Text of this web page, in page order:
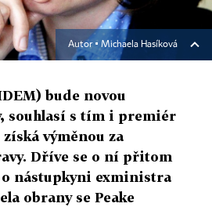
Autor ▪ Michaela Hasíková
bude novou
souhlasí s tím i premiér
výměnou za
Dříve se o ní přitom
nástupkyni exministra
obrany se Peake